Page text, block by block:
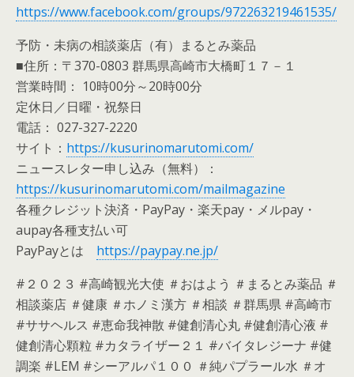
https://www.facebook.com/groups/972263219461535/
予防・未病の相談薬店（有）まるとみ薬品
■住所：〒370-0803 群馬県高崎市大橋町１７－１
営業時間： 10時00分～20時00分
定休日／日曜・祝祭日
電話： 027-327-2220
サイト： https://kusurinomarutomi.com/
ニュースレター申し込み（無料）：
https://kusurinomarutomi.com/mailmagazine
各種クレジット決済・PayPay・楽天pay・メルpay・
aupay各種支払い可
PayPayとは https://paypay.ne.jp/
#２０２３ #高崎観光大使 ＃おはよう ＃まるとみ薬品 ＃
相談薬店 ＃健康 ＃ホノミ漢方 ＃相談 ＃群馬県 #高崎市
#ササヘルス #恵命我神散 #健創清心丸 #健創清心液 #
健創清心顆粒 #カタライザー２１ #バイタレジーナ #健
調楽 #LEM #シーアルパ１００ ＃純パプラール水 ＃オ